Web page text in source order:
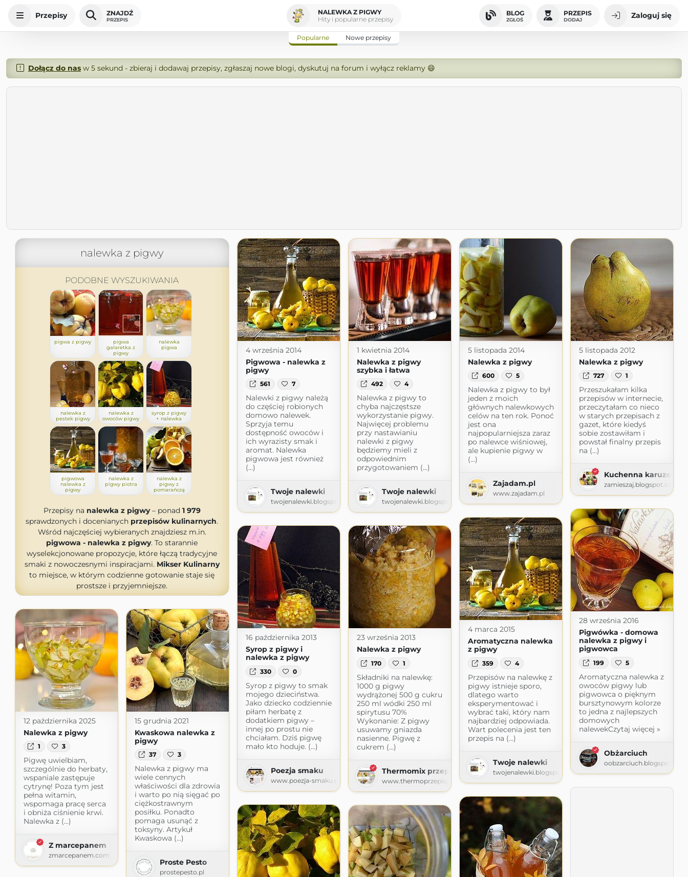
Przepisy ZNAJDŹ
PRZEPIS
NALEWKA Z PIGWY
Hity i popularne przepisy
BLOG
ZGŁOŚ
PRZEPIS
DODAJ Zaloguj się
Popularne Nowe przepisy
Dołącz do nasw 5 sekund - zbieraj i dodawaj przepisy, zgłaszaj nowe blogi, dyskutuj na forum i wyłącz reklamy 😄
nalewka z pigwy
PODOBNE WYSZUKIWANIA
pigwa z pigwy
pigwa
galaretka z
pigwy
nalewka
pigwa
nalewka z
pestek pigwy
nalewka z
owoców pigwy
syrop z pigwy
+ nalewka
pigwowa
nalewka z
pigwy
nalewka z
pigwy piotra
nalewka z
pigwy z
pomarańczą
Przepisy na nalewka z pigwy– ponad 1 979
sprawdzonych i docenianych przepisów kulinarnych.
Wśród najczęściej wybieranych znajdziesz m.in.
pigwowa - nalewka z pigwy. To starannie
wyselekcjonowane propozycje, które łączą tradycyjne
smaki z nowoczesnymi inspiracjami. Mikser Kulinarny
to miejsce, w którym codzienne gotowanie staje się
prostsze i przyjemniejsze.
4 września 2014
Pigwowa - nalewka z
pigwy
561 7
Nalewki z pigwy należą
do częściej robionych
domowo nalewek.
Sprzyja temu
dostępność owoców i
ich wyrazisty smak i
aromat. Nalewka
pigwowa jest również
(...)
Twoje nalewki
twojenalewki.blogspot.com
1 kwietnia 2014
Nalewka z pigwy
szybka i łatwa
492 4
Nalewka z pigwy to
chyba najczęstsze
wykorzystanie pigwy.
Najwięcej problemu
przy nastawianiu
nalewki z pigwy
będziemy mieli z
odpowiednim
przygotowaniem (...)
Twoje nalewki
twojenalewki.blogspot.com
5 listopada 2014
Nalewka z pigwy
600 5
Nalewka z pigwy to był
jeden z moich
głównych nalewkowych
celów na ten rok. Ponoć
jest ona
najpopularniejsza zaraz
po nalewce wiśniowej,
ale kupienie pigwy w
(...)
Zajadam.pl
www.zajadam.pl
5 listopada 2012
Nalewka z pigwy
727 1
Przeszukałam kilka
przepisów w internecie,
przeczytałam co nieco
w starych przepisach z
gazet, które kiedyś
sobie zostawiłam i
powstał finalny przepis
na (...)
Kuchenna karuzela
zamieszaj.blogspot.com
28 września 2016
Pigwówka - domowa
nalewka z pigwy i
pigwowca
199 5
Aromatyczna nalewka z
owoców pigwy lub
pigwowca o pięknym
bursztynowym kolorze
to jedna z najlepszych
domowych
nalewekCzytaj więcej »
Obżarciuch
oobzarciuch.blogspot.com
4 marca 2015
Aromatyczna nalewka
z pigwy
359 4
Przepisów na nalewkę z
pigwy istnieje sporo,
dlatego warto
eksperymentować i
wybrać taki, który nam
najbardziej odpowiada.
Wart polecenia jest ten
przepis na (...)
Twoje nalewki
twojenalewki.blogspot.com
16 października 2013
Syrop z pigwy i
nalewka z pigwy
330 0
Syrop z pigwy to smak
mojego dzieciństwa.
Jako dziecko codziennie
piłam herbatę z
dodatkiem pigwy –
innej po prostu nie
chciałam. Dziś pigwę
mało kto hoduje. (...)
Poezja smaku
www.poezja-smaku.pl
23 września 2013
Nalewka z pigwy
170 1
Składniki na nalewkę:
1000 g pigwy
wydrążonej 500 g cukru
250 ml wódki 250 ml
spirytusu 70%
Wykonanie: Z pigwy
usuwamy gniazda
nasienne. Pigwę z
cukrem (...)
Thermomix przepisy
www.thermoprzepisy.pl
12 października 2025
Nalewka z pigwy
1 3
Pigwę uwielbiam,
szczególnie do herbaty,
wspaniale zastępuje
cytrynę! Poza tym jest
pełna witamin,
wspomaga pracę serca
i obniża ciśnienie krwi.
Nalewka z (...)
Z marcepanem
zmarcepanem.com
15 grudnia 2021
Kwaskowa nalewka z
pigwy
37 3
Nalewka z pigwy ma
wiele cennych
właściwości dla zdrowia
i warto po nią sięgać po
ciężkostrawnym
posiłku. Ponadto
pomaga usunąć z
toksyny. Artykuł
Kwaskowa (...)
Proste Pesto
prostepesto.pl